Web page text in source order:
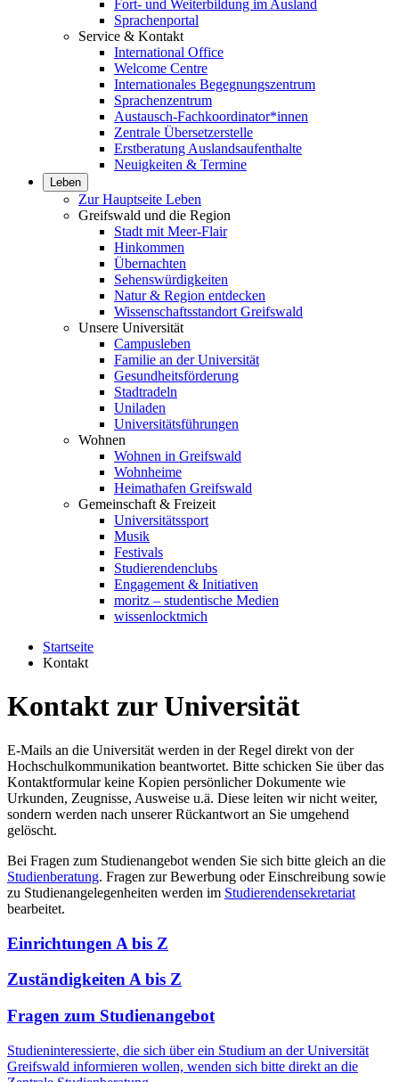
Fort- und Weiterbildung im Ausland
Sprachenportal
Service & Kontakt
International Office
Welcome Centre
Internationales Begegnungszentrum
Sprachenzentrum
Austausch-Fachkoordinator*innen
Zentrale Übersetzerstelle
Erstberatung Auslandsaufenthalte
Neuigkeiten & Termine
Leben
Zur Hauptseite Leben
Greifswald und die Region
Stadt mit Meer-Flair
Hinkommen
Übernachten
Sehenswürdigkeiten
Natur & Region entdecken
Wissenschaftsstandort Greifswald
Unsere Universität
Campusleben
Familie an der Universität
Gesundheitsförderung
Stadtradeln
Uniladen
Universitätsführungen
Wohnen
Wohnen in Greifswald
Wohnheime
Heimathafen Greifswald
Gemeinschaft & Freizeit
Universitätssport
Musik
Festivals
Studierendenclubs
Engagement & Initiativen
moritz – studentische Medien
wissenlocktmich
Startseite
Kontakt
Kontakt zur Universität
E-Mails an die Universität werden in der Regel direkt von der
Hochschulkommunikation beantwortet. Bitte schicken Sie über das
Kontaktformular keine Kopien persönlicher Dokumente wie
Urkunden, Zeugnisse, Ausweise u.ä. Diese leiten wir nicht weiter,
sondern werden nach unserer Rückantwort an Sie umgehend
gelöscht.
Bei Fragen zum Studienangebot wenden Sie sich bitte gleich an die
Studienberatung. Fragen zur Bewerbung oder Einschreibung sowie
zu Studienangelegenheiten werden im Studierendensekretariat
bearbeitet.
Einrichtungen A bis Z
Zuständigkeiten A bis Z
Fragen zum Studienangebot
Studieninteressierte, die sich über ein Studium an der Universität
Greifswald informieren wollen, wenden sich bitte direkt an die